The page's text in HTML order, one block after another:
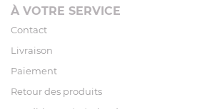
À VOTRE SERVICE
Contact
Livraison
Paiement
Retour des produits